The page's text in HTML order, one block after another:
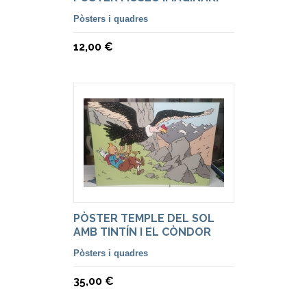
Pòsters i quadres
12,00 €
PÒSTER TEMPLE DEL SOL
AMB TINTÍN I EL CÒNDOR
Pòsters i quadres
35,00 €